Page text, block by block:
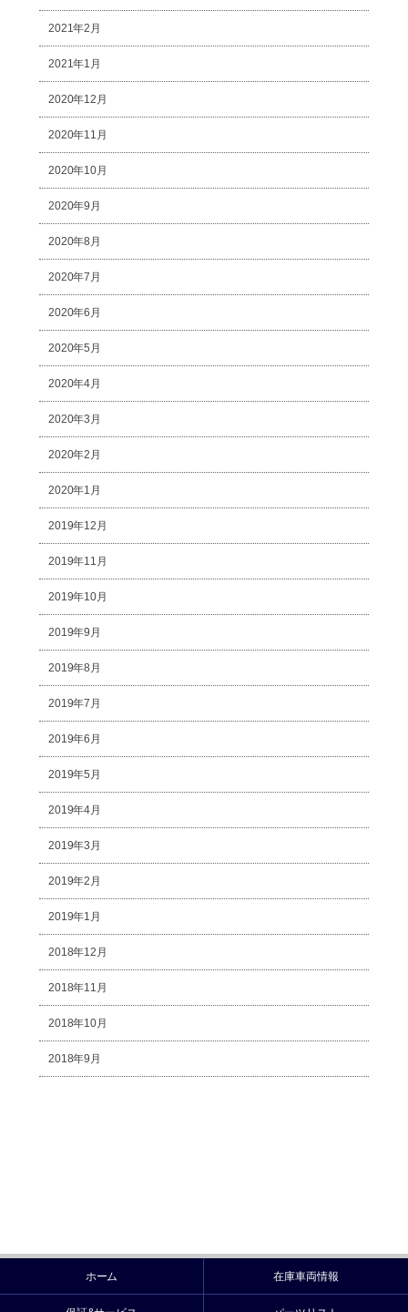
2021年2月
2021年1月
2020年12月
2020年11月
2020年10月
2020年9月
2020年8月
2020年7月
2020年6月
2020年5月
2020年4月
2020年3月
2020年2月
2020年1月
2019年12月
2019年11月
2019年10月
2019年9月
2019年8月
2019年7月
2019年6月
2019年5月
2019年4月
2019年3月
2019年2月
2019年1月
2018年12月
2018年11月
2018年10月
2018年9月
ホーム 在庫車両情報